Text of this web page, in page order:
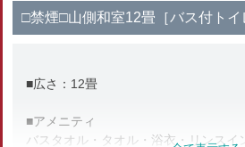
□禁煙□山側和室12畳［バス付トイ
■広さ：12畳
■アメニティ
バスタオル・タオル・浴衣・リンスイ